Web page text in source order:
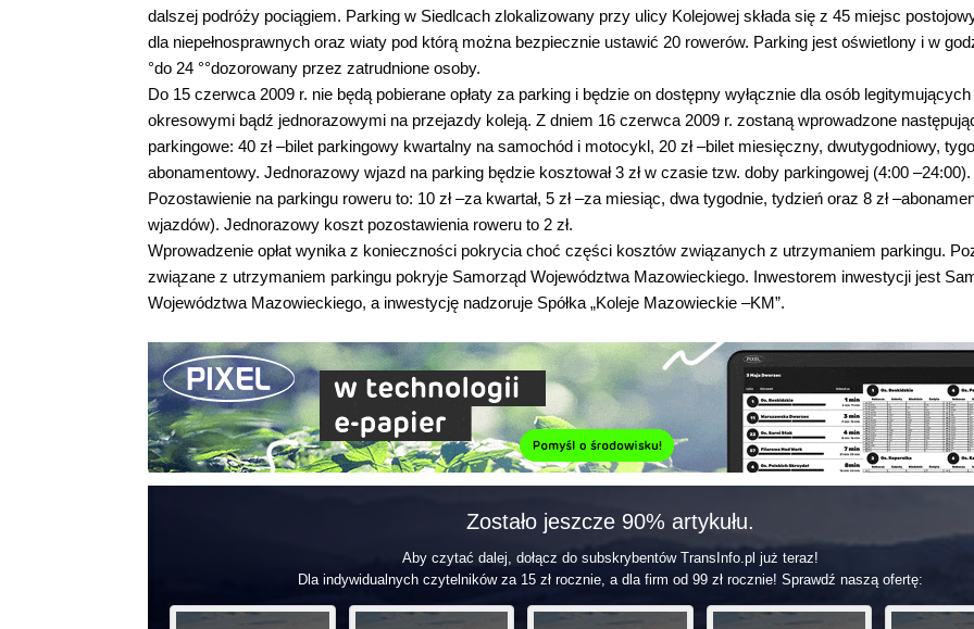
dalszej podróży pociągiem. Parking w Siedlcach zlokalizowany przy ulicy Kolejowej składa się z 45 miejsc
dla niepełnosprawnych oraz wiaty pod którą można bezpiecznie ustawić 20 rowerów. Parking jest oświetlony i w
°do 24 °°dozorowany przez zatrudnione osoby.
Do 15 czerwca 2009 r. nie będą pobierane opłaty za parking i będzie on dostępny wyłącznie dla osób
okresowymi bądź jednorazowymi na przejazdy koleją. Z dniem 16 czerwca 2009 r. zostaną wprowadzone
parkingowe: 40 zł –bilet parkingowy kwartalny na samochód i motocykl, 20 zł –bilet miesięczny, dwutygodniowy,
abonamentowy. Jednorazowy wjazd na parking będzie kosztował 3 zł w czasie tzw. doby parkingowej (4:00 –24:00).
Pozostawienie na parkingu roweru to: 10 zł –za kwartał, 5 zł –za miesiąc, dwa tygodnie, tydzień oraz 8 zł
wjazdów). Jednorazowy koszt pozostawienia roweru to 2 zł.
Wprowadzenie opłat wynika z konieczności pokrycia choć części kosztów związanych z utrzymaniem parkingu.
związane z utrzymaniem parkingu pokryje Samorząd Województwa Mazowieckiego. Inwestorem inwestycji jest
Województwa Mazowieckiego, a inwestycję nadzoruje Spółka „Koleje Mazowieckie –KM”.
Zostało jeszcze 90% artykułu.
Aby czytać dalej, dołącz do subskrybentów TransInfo.pl już teraz!
Dla indywidualnych czytelników za 15 zł rocznie, a dla firm od 99 zł rocznie! Sprawdź naszą ofertę: